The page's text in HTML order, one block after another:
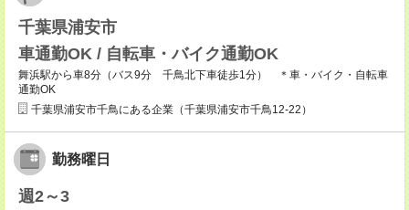
千葉県浦安市
車通勤OK / 自転車・バイク通勤OK
舞浜駅から車8分（バス9分 千鳥北下車徒歩1分） ＊車・バイク・自転車
通勤OK
千葉県浦安市千鳥にある企業（千葉県浦安市千鳥12-22）
勤務曜日
週2～3